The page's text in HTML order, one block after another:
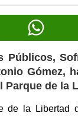
Públicos,
Gómez,
de la
de la